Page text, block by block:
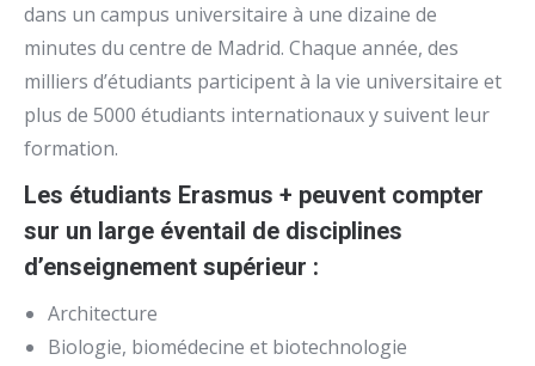
dans un campus universitaire à une dizaine de
minutes du centre de Madrid. Chaque année, des
milliers d’étudiants participent à la vie universitaire et
plus de 5000 étudiants internationaux y suivent leur
formation.
Les étudiants Erasmus + peuvent compter
sur un large éventail de disciplines
d’enseignement supérieur :
Architecture
Biologie, biomédecine et biotechnologie